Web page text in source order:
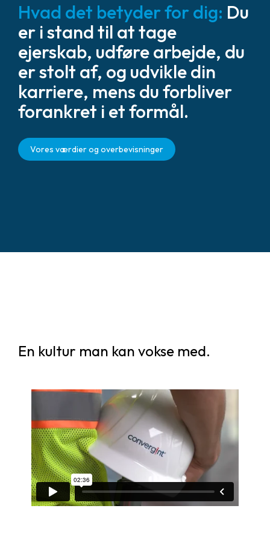
Hvad det betyder for dig: Du
er i stand til at tage
ejerskab, udføre arbejde, du
er stolt af, og udvikle din
karriere, mens du forbliver
forankret i et formål.
Vores værdier og overbevisninger
En kultur man kan vokse med.